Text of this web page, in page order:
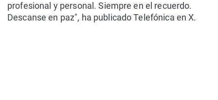
profesional y personal. Siempre en el recuerdo.
Descanse en paz", ha publicado Telefónica en X.